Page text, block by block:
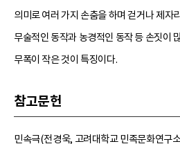
의미로 여러 가지 손춤을 하며 걷거나 제자
무술적인 동작과 농경적인 동작 등 손짓이
무폭이 작은 것이 특징이다.
참고문헌
민속극(전경욱, 고려대학교 민족문화연구